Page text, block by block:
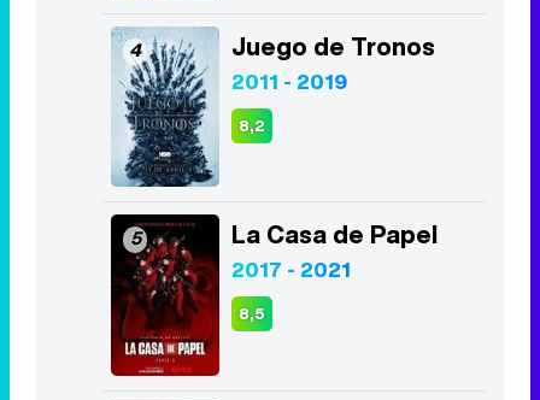
4 Juego de Tronos
2011 - 2019
8,2
5 La Casa de Papel
2017 - 2021
8,5